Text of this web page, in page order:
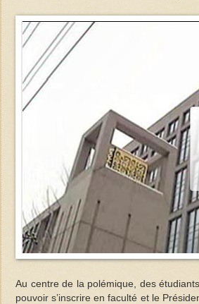
Au centre de la polémique, des
pouvoir s’inscrire en faculté et le